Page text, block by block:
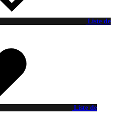
Liste de
Liste de